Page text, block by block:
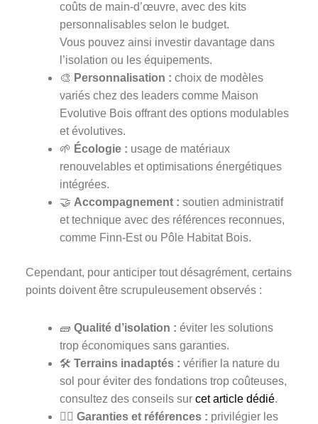
coûts de main-d’œuvre, avec des kits
personnalisables selon le budget.
Vous pouvez ainsi investir davantage dans
l’isolation ou les équipements.
🎨 Personnalisation : choix de modèles
variés chez des leaders comme Maison
Evolutive Bois offrant des options modulables
et évolutives.
🌱 Écologie : usage de matériaux
renouvelables et optimisations énergétiques
intégrées.
🤝 Accompagnement : soutien administratif
et technique avec des références reconnues,
comme Finn-Est ou Pôle Habitat Bois.
Cependant, pour anticiper tout désagrément, certains
points doivent être scrupuleusement observés :
🧱 Qualité d’isolation : éviter les solutions
trop économiques sans garanties.
🛠️ Terrains inadaptés : vérifier la nature du
sol pour éviter des fondations trop coûteuses,
consultez des conseils sur cet article dédié.
🕵️‍♂️ Garanties et références : privilégier les